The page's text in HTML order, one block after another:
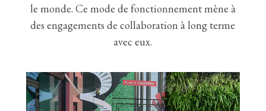
le monde. Ce mode de fonctionnement mène à
des engagements de collaboration à long terme
avec eux.